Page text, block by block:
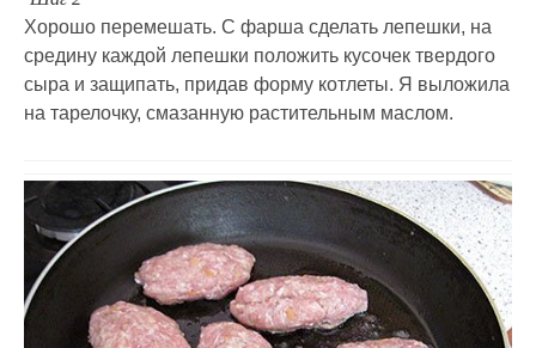
Хорошо перемешать. С фарша сделать лепешки, на
средину каждой лепешки положить кусочек твердого
сыра и защипать, придав форму котлеты. Я выложила
на тарелочку, смазанную растительным маслом.